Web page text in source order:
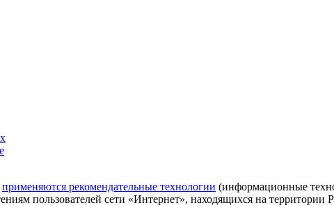
применяются рекомендательные технологии (информационные
пользователей сети «Интернет», находящихся на территории